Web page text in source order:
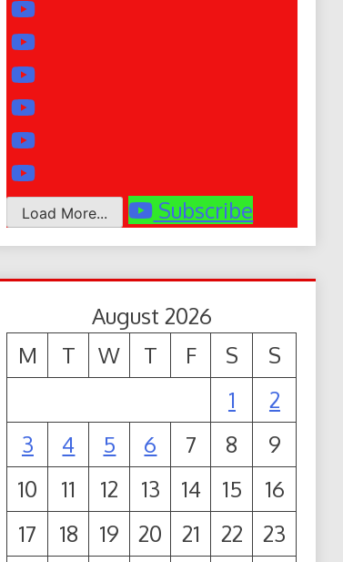
Load More... Subscribe
August 2026
M
T W T F S
S
1
2
3
4 5 6 7 8
9
10
11 12 13 14 15
16
17
18 19 20 21 22
23